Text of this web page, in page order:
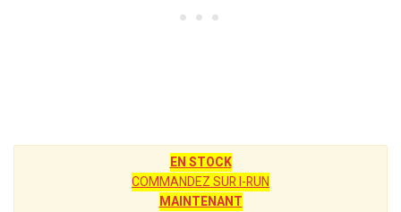
EN STOCK
COMMANDEZ SUR I-RUN
MAINTENANT